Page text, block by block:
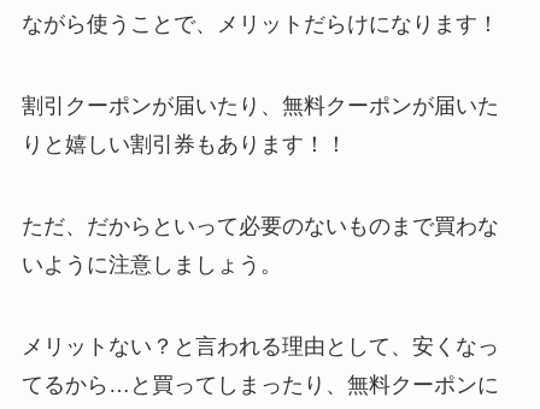
ながら使うことで、メリットだらけになります！
割引クーポンが届いたり、無料クーポンが届いた
りと嬉しい割引券もあります！！
ただ、だからといって必要のないものまで買わな
いように注意しましょう。
メリットない？と言われる理由として、安くなっ
てるから…と買ってしまったり、無料クーポンに